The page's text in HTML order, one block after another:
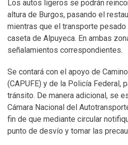
Los autos ligeros se podrán
altura de Burgos, pasando el
mientras que el transporte pesado
caseta de Alpuyeca. En ambas
señalamientos correspondientes.
Se contará con el apoyo de
(CAPUFE) y de la Policía Federal,
tránsito. De manera adicional, se
Cámara Nacional del
fin de que mediante circular
punto de desvío y tomar las